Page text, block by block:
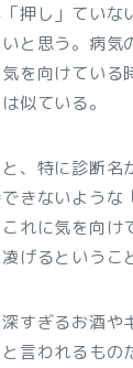
押し」ていな
と思う。病気
を向けている
似ている。
、特に診断名
きないような
れに気を向け
げるというこ
すぎるお酒や
言われるもの